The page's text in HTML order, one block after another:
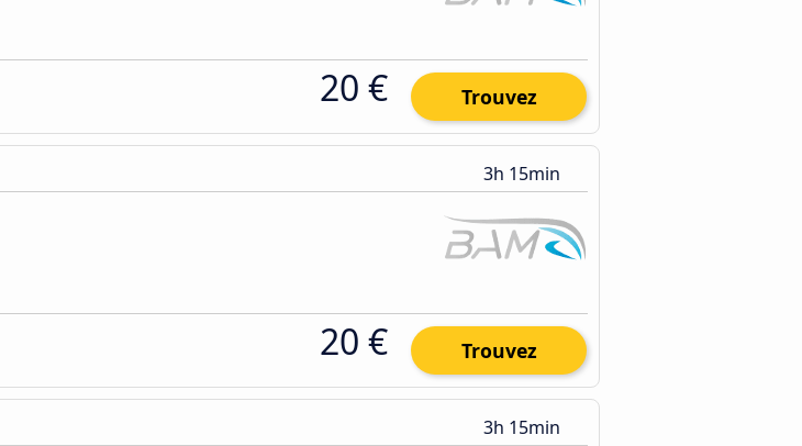
20 € Trouvez
3h 15min
20 € Trouvez
3h 15min